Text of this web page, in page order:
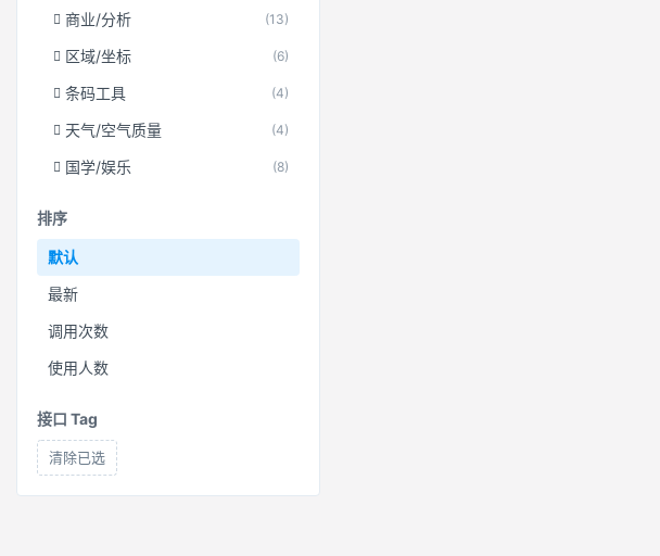
商业/分析 (13)
区域/坐标 (6)
条码工具 (4)
天气/空气质量 (4)
国学/娱乐 (8)
排序
默认
最新
调用次数
使用人数
接口 Tag
清除已选